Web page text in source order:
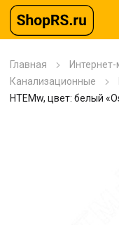
Главная
Канализационные
HTEMw, цвет: белый